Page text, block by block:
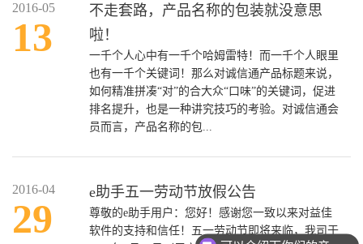
2016-05
13
不走套路，产品名称的包装就没意思
啦！
一千个人心中有一千个哈姆雷特！而一千个人眼里
也有一千个关键词！那么对诚信通产品标题来说，
如何精准拼凑“对”的合大众“口味”的关键词，促进
排名提升，也是一种讲究技巧的考验。对诚信通会
员而言，产品名称的包...
2016-04
29
e助手五一劳动节放假公告
尊敬的e助手用户：您好！感谢您一致以来对益佳
软件的支持和信任！五一劳动节即将来临，我司于